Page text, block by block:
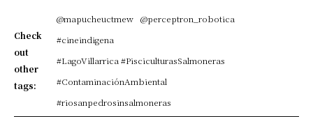
Check
out
other
tags:
@mapucheuctmew @perceptron_robotica
#cineindigena
#LagoVillarrica #PisciculturasSalmoneras
#ContaminaciónAmbiental
#riosanpedrosinsalmoneras